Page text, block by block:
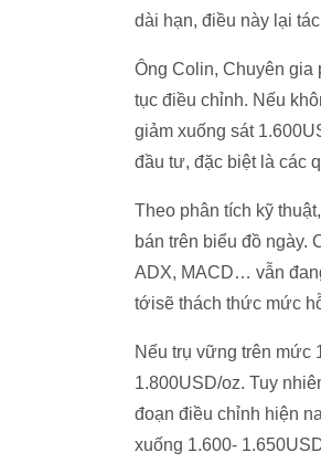
dài hạn, điều này lại
Ông Colin, Chuyên gia
tục điều chỉnh. Nếu
giảm xuống sát
đầu tư, đặc biệt là các
Theo phân tích kỹ
bán trên biểu đồ ngày.
ADX, MACD… vẫn
tớisẽ thách thức mức
Nếu trụ vững trên mức
1.800USD/oz. Tuy
đoạn điều chỉnh hiện
xuống 1.600-